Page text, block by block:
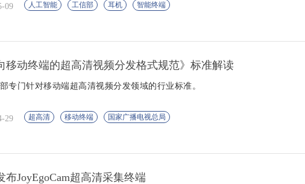
09 人工智能 工信部 耳机 智能终端
移动终端的超高清视频分发格式规范》标准解读
专门针对移动端超高清视频分发领域的行业标准。
29 超高清 移动终端 国家广播电视总局
布JoyEgoCam超高清采集终端